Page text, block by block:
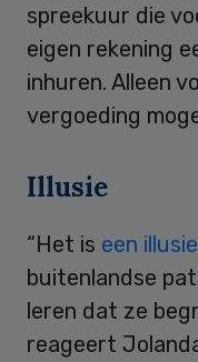
spreekuur die
eigen rekening
inhuren. Alleen
vergoeding
Illusie
“Het is een illusie
buitenlandse
leren dat ze
reageert